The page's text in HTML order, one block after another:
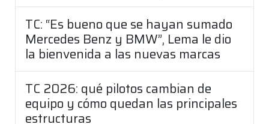
TC: “Es bueno que se hayan sumado
Mercedes Benz y BMW”, Lema le dio
la bienvenida a las nuevas marcas
TC 2026: qué pilotos cambian de
equipo y cómo quedan las principales
estructuras